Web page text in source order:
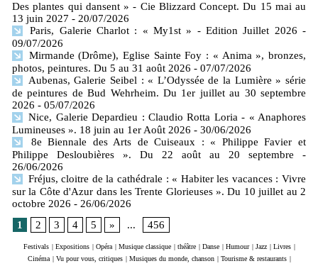
Des plantes qui dansent » - Cie Blizzard Concept. Du 15 mai au
13 juin 2027 - 20/07/2026
Paris, Galerie Charlot : « My1st » - Edition Juillet 2026 -
09/07/2026
Mirmande (Drôme), Eglise Sainte Foy : « Anima », bronzes,
photos, peintures. Du 5 au 31 août 2026 - 07/07/2026
Aubenas, Galerie Seibel : « L’Odyssée de la Lumière » série
de peintures de Bud Wehrheim. Du 1er juillet au 30 septembre
2026 - 05/07/2026
Nice, Galerie Depardieu : Claudio Rotta Loria - « Anaphores
Lumineuses ». 18 juin au 1er Août 2026 - 30/06/2026
8e Biennale des Arts de Cuiseaux : « Philippe Favier et
Philippe Desloubières ». Du 22 août au 20 septembre
-
26/06/2026
Fréjus, cloitre de la cathédrale : « Habiter les vacances : Vivre
sur la Côte d'Azur dans les Trente Glorieuses ». Du 10 juillet au 2
octobre 2026 - 26/06/2026
1
2 3 4 5 » ... 456
Festivals Expositions Opéra Musique classique théâtre Danse Humour Jazz Livres
Cinéma
Vu pour vous, critiques Musiques du monde, chanson Tourisme & restaurants